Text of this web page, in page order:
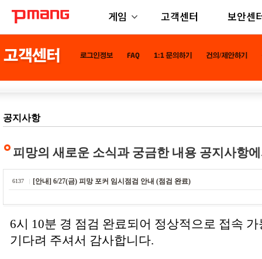
게임 고객센터 보안센
공지사항
피망의 새로운 소식과 궁금한 내용 공지사항
6137 [안내] 6/27(금) 피망 포커 임시점검 안내 (점검 완료)
6시 10분 경 점검 완료되어 정상적으로 접속
기다려 주셔서 감사합니다.